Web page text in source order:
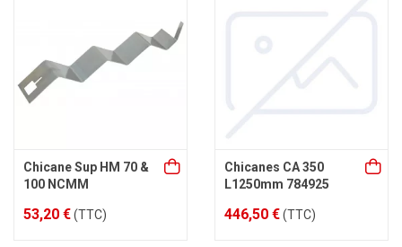
Chicane Sup HM 70 &
100 NCMM
53,20 €(TTC)
Chicanes CA 350
L1250mm 784925
446,50 €(TTC)